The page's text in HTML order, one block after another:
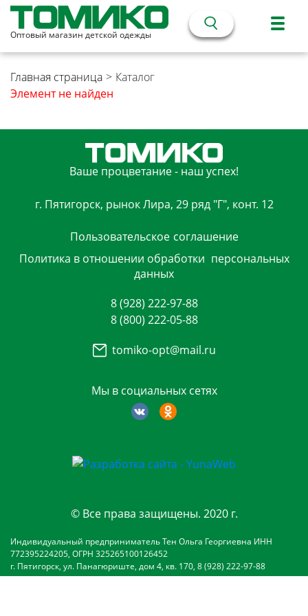
Оптовый магазин детской одежды
Главная страница > Каталог
Элемент не найден
Ваше процветание - наш успех!
г. Пятигорск, рынок Лира, 29 ряд "Г", конт. 12
Пользовательское соглашение
Политика в отношении обработки персональных
данных
Мы в социальных сетях
8 (928) 222-97-88
8 (800) 222-05-88
tomiko-opt@mail.ru
© Все права защищены. 2020 г.
Индивидуальный предприниматель Тен Ольга Георгиевна ИНН
772395224205, ОГРН 325265100126452
г. Пятигорск, ул. Панагюриште, дом 4, кв. 170, 8 (928) 222-97-88